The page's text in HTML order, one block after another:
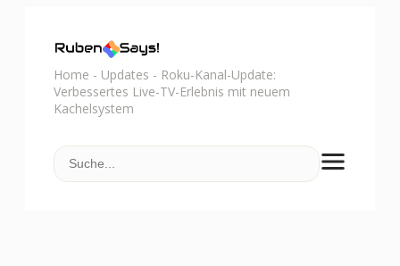
Home - Updates - Roku-Kanal-Update:
Verbessertes Live-TV-Erlebnis mit neuem
Kachelsystem